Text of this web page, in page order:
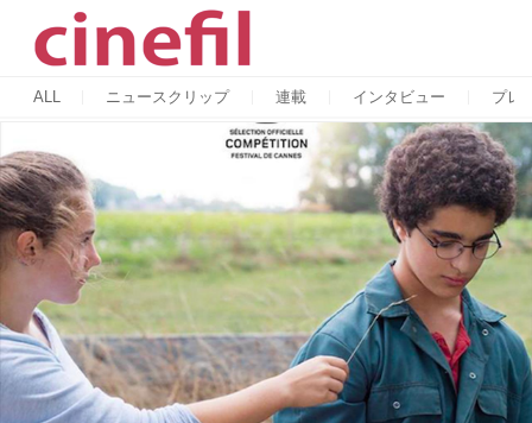
ALL ニュースクリップ 連載 インタビュー プレ